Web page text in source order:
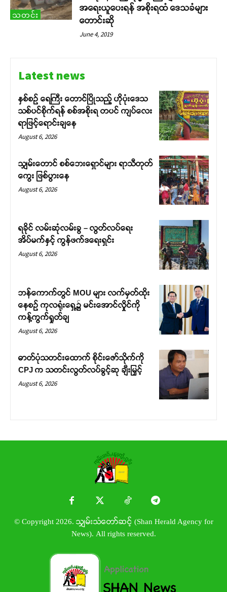
သတင်း
အရေးယူပေးရန် အစိုးရထံ ဒေသခံများ
တောင်းဆို
June 4, 2019
Latest news
နှစ်စဉ် ရေကြီး တောင်ပြိုသည့် ဟိုပုံးဒေသ
သစ်ပင်စိုက်ရန် စစ်အစိုးရ တပင် ကျပ်လေး
ရာဖြင့်ရောင်းချနေ
August 6, 2026
သျှမ်းတောင် စစ်ဘေးရှောင်များ ရာသီတုတ်
ကွေး ဖြစ်ပွားနေ
August 6, 2026
ရခိုင် လမ်းဆုံလမ်းခွ – လွတ်လပ်ရေး
အိပ်မက်နှင့် ကွန်ဖက်ဒရေးရှင်း
August 6, 2026
ဘန်ကောက်တွင် MOU များ လက်မှတ်ထိုး
နေစဉ် ကုလရုံးရှေ့၌ မင်းအောင်လှိုင်ကို
ကန့်ကွက်ရှုတ်ချ
August 6, 2026
ဓာတ်ပုံသတင်းထောက် စိုင်းဇော်သိုက်ကို
CPJ က သတင်းလွတ်လပ်ခွင့်ဆု ချီးမြှင့်
August 6, 2026
© Copyright 2026. သျှမ်းသံတော်ဆင့် (Shan Herald Agency for
News). All rights reserved.